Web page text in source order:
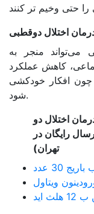
اختلال دوقطبی
می‌تواند منجر به
کاهش عملکرد
افکار خودکشی
شود.
اختلال دو
رایگان در
تهران)
30 عدد
ویتاول
اید